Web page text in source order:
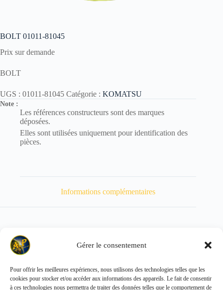
Gérer le consentement
Pour offrir les meilleures expériences, nous utilisons des technologies telles que les
cookies pour stocker et/ou accéder aux informations des appareils. Le fait de consentir
à ces technologies nous permettra de traiter des données telles que le comportement de
BOLT 01011-81045
Prix sur demande
BOLT
UGS : 01011-81045 Catégorie : KOMATSU
Note :
Les références constructeurs sont des marques
déposées.
Elles sont utilisées uniquement pour identification des
pièces.
Informations complémentaires
Poids 83 kg
Copyright © 2026 - ALL PARTS FRANCE SAS